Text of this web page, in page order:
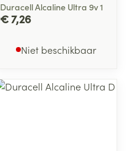
Duracell Alcaline Ultra 9v 1
€ 7,26
Niet beschikbaar